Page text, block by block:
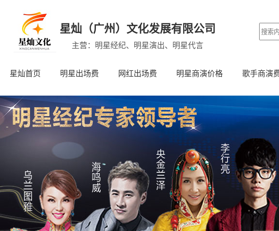
星灿（广州）文化发展有限公司
主营：明星经纪、明星演出、明星代言
星灿首页 明星出场费 网红出场费 明星商演价格 歌手商演